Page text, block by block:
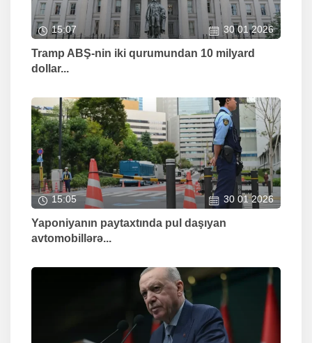
15:07 30 01 2026
Tramp ABŞ-nin iki qurumundan 10 milyard
dollar...
15:05 30 01 2026
Yaponiyanın paytaxtında pul daşıyan
avtomobillərə...